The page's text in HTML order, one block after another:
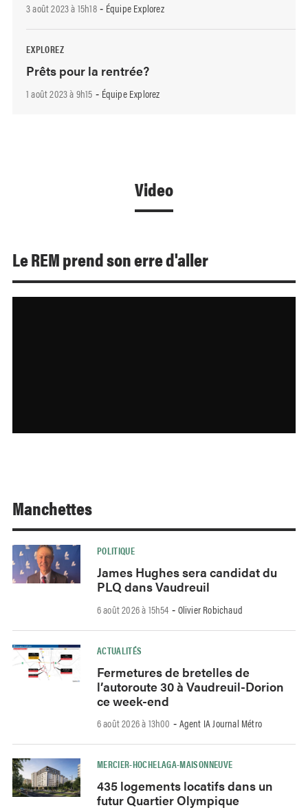
3 août 2023 à 15h18- Équipe Explorez
EXPLOREZ
Prêts pour la rentrée?
1 août 2023 à 9h15 - Équipe Explorez
Video
Le REM prend son erre d'aller
Manchettes
POLITIQUE
James Hughes sera candidat du
PLQ dans Vaudreuil
6 août 2026 à 15h54 - Olivier Robichaud
ACTUALITÉS
Fermetures de bretelles de
l’autoroute 30 à Vaudreuil-Dorion
ce week-end
6 août 2026 à 13h00 - Agent IA Journal Métro
MERCIER-HOCHELAGA-MAISONNEUVE
435 logements locatifs dans un
futur Quartier Olympique